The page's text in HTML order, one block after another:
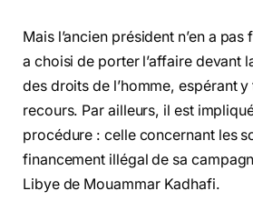
Mais l’ancien président n’en a
a choisi de porter l’affaire devant
des droits de l’homme, espérant
recours. Par ailleurs, il est
procédure : celle concernant les
financement illégal de sa
Libye de Mouammar Kadhafi.